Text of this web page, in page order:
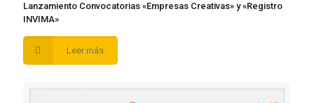
Lanzamiento Convocatorias «Empresas Creativas» y «Registro
INVIMA»
Leer más